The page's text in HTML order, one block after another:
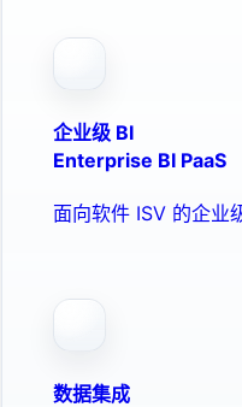
企业级 BI
Enterprise BI PaaS
面向软件 ISV 的企业
数据集成